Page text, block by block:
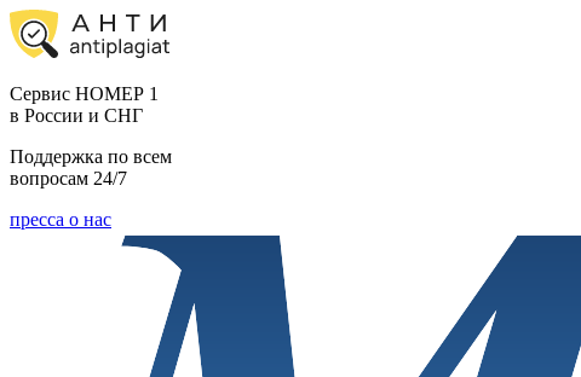
Cервис НОМЕР 1
в России и СНГ
Поддержка по всем
вопросам 24/7
пресса о нас